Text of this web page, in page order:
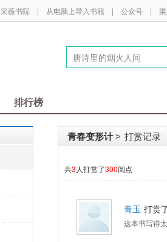
采薇书院 | 从电脑上导入书籍 | 公众号 |
排行榜
青春变形计 > 打赏记录
共3 人打赏了300阅点
青玉 打赏
这本书写得